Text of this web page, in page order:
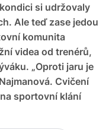
si udržovaly
Ale teď zase jedou
komunita
videa od trenérů,
„Oproti jaru je
Cvičení
sportovní klání